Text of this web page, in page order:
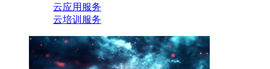
云应用服务
云培训服务